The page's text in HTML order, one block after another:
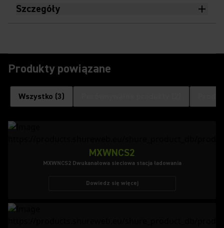
Szczegóły
Produkty powiązane
Wszystko (3)
MXWNCS2
MXWNCS2 Dwukanałowa sieciowa stacja ładowania
Dowiedz się więcej